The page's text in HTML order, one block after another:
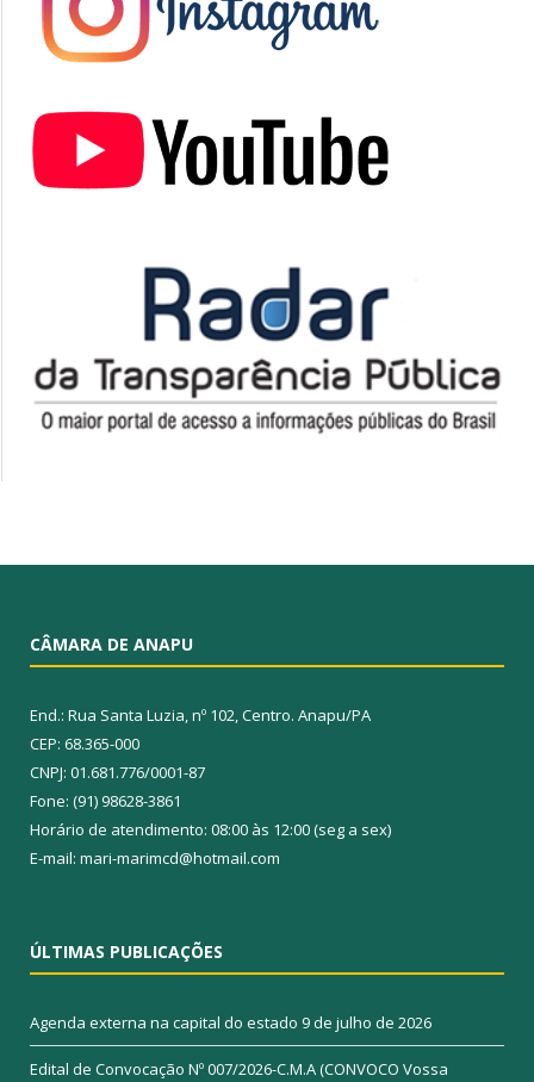
CÂMARA DE ANAPU
End.: Rua Santa Luzia, nº 102, Centro. Anapu/PA
CEP: 68.365-000
CNPJ: 01.681.776/0001-87
Fone: (91) 98628-3861
Horário de atendimento: 08:00 às 12:00 (seg a sex)
E-mail: mari-marimcd@hotmail.com
ÚLTIMAS PUBLICAÇÕES
Agenda externa na capital do estado 9 de julho de 2026
Edital de Convocação Nº 007/2026-C.M.A (CONVOCO Vossa